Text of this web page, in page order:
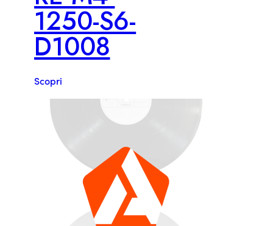
1250-S6-
D1008
Scopri